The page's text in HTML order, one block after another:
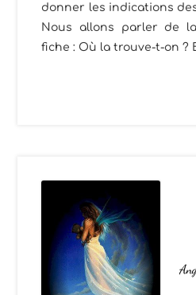
donner les indications
Nous allons parler de
fiche : Où la trouve-t-on ?